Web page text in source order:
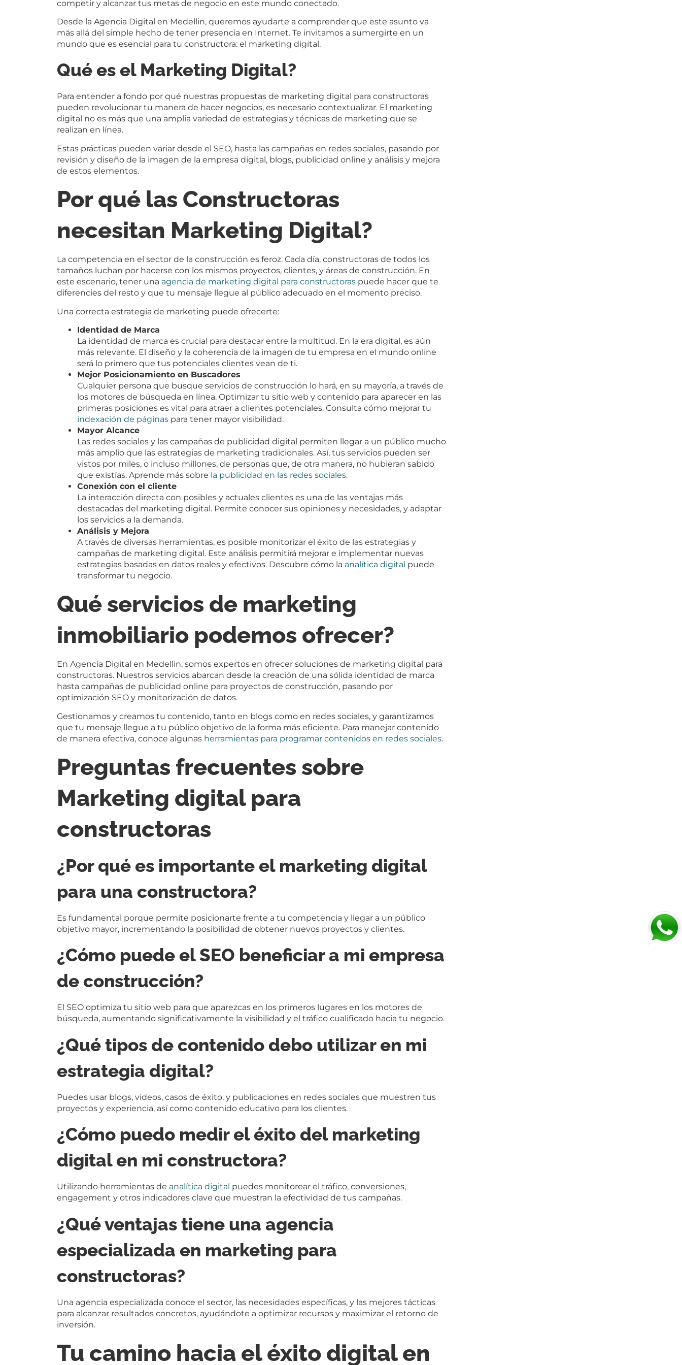
competir y alcanzar tus metas de negocio en este mundo conectado.
Desde la Agencia Digital en Medellin, queremos ayudarte a comprender que este asunto va
más allá del simple hecho de tener presencia en Internet. Te invitamos a sumergirte en un
mundo que es esencial para tu constructora: el marketing digital.
Qué es el Marketing Digital?
Para entender a fondo por qué nuestras propuestas de marketing digital para constructoras
pueden revolucionar tu manera de hacer negocios, es necesario contextualizar. El marketing
digital no es más que una amplia variedad de estrategias y técnicas de marketing que se
realizan en línea.
Estas prácticas pueden variar desde el SEO, hasta las campañas en redes sociales, pasando por
revisión y diseño de la imagen de la empresa digital, blogs, publicidad online y análisis y mejora
de estos elementos.
Por qué las Constructoras
necesitan Marketing Digital?
La competencia en el sector de la construcción es feroz. Cada día, constructoras de todos los
tamaños luchan por hacerse con los mismos proyectos, clientes, y áreas de construcción. En
este escenario, tener una agencia de marketing digital para constructoras puede hacer que te
diferencies del resto y que tu mensaje llegue al público adecuado en el momento preciso.
Una correcta estrategia de marketing puede ofrecerte:
Identidad de Marca
La identidad de marca es crucial para destacar entre la multitud. En la era digital, es aún
más relevante. El diseño y la coherencia de la imagen de tu empresa en el mundo online
será lo primero que tus potenciales clientes vean de ti.
Mejor Posicionamiento en Buscadores
Cualquier persona que busque servicios de construcción lo hará, en su mayoría, a través de
los motores de búsqueda en línea. Optimizar tu sitio web y contenido para aparecer en las
primeras posiciones es vital para atraer a clientes potenciales. Consulta cómo mejorar tu
indexación de páginas para tener mayor visibilidad.
Mayor Alcance
Las redes sociales y las campañas de publicidad digital permiten llegar a un público mucho
más amplio que las estrategias de marketing tradicionales. Así, tus servicios pueden ser
vistos por miles, o incluso millones, de personas que, de otra manera, no hubieran sabido
que existías. Aprende más sobre la publicidad en las redes sociales.
Conexión con el cliente
La interacción directa con posibles y actuales clientes es una de las ventajas más
destacadas del marketing digital. Permite conocer sus opiniones y necesidades, y adaptar
los servicios a la demanda.
Análisis y Mejora
A través de diversas herramientas, es posible monitorizar el éxito de las estrategias y
campañas de marketing digital. Este análisis permitirá mejorar e implementar nuevas
estrategias basadas en datos reales y efectivos. Descubre cómo la analítica digital puede
transformar tu negocio.
Qué servicios de marketing
inmobiliario podemos ofrecer?
En Agencia Digital en Medellin, somos expertos en ofrecer soluciones de marketing digital para
constructoras. Nuestros servicios abarcan desde la creación de una sólida identidad de marca
hasta campañas de publicidad online para proyectos de construcción, pasando por
optimización SEO y monitorización de datos.
Gestionamos y creamos tu contenido, tanto en blogs como en redes sociales, y garantizamos
que tu mensaje llegue a tu público objetivo de la forma más eficiente. Para manejar contenido
de manera efectiva, conoce algunas herramientas para programar contenidos en redes sociales.
Preguntas frecuentes sobre
Marketing digital para
constructoras
¿Por qué es importante el marketing digital
para una constructora?
Es fundamental porque permite posicionarte frente a tu competencia y llegar a un público
objetivo mayor, incrementando la posibilidad de obtener nuevos proyectos y clientes.
¿Cómo puede el SEO beneficiar a mi empresa
de construcción?
El SEO optimiza tu sitio web para que aparezcas en los primeros lugares en los motores de
búsqueda, aumentando significativamente la visibilidad y el tráfico cualificado hacia tu negocio.
¿Qué tipos de contenido debo utilizar en mi
estrategia digital?
Puedes usar blogs, videos, casos de éxito, y publicaciones en redes sociales que muestren tus
proyectos y experiencia, así como contenido educativo para los clientes.
¿Cómo puedo medir el éxito del marketing
digital en mi constructora?
Utilizando herramientas de analítica digital puedes monitorear el tráfico, conversiones,
engagement y otros indicadores clave que muestran la efectividad de tus campañas.
¿Qué ventajas tiene una agencia
especializada en marketing para
constructoras?
Una agencia especializada conoce el sector, las necesidades específicas, y las mejores tácticas
para alcanzar resultados concretos, ayudándote a optimizar recursos y maximizar el retorno de
inversión.
Tu camino hacia el éxito digital en